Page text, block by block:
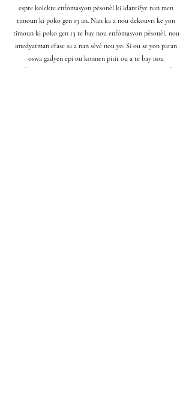
espre kolekte enfòmasyon pèsonèl ki idantifye nan men
timoun ki poko gen 13 an. Nan ka a nou dekouvri ke yon
timoun ki poko gen 13 te bay nou enfòmasyon pèsonèl, nou
imedyatman efase sa a nan sèvè nou yo. Si ou se yon paran
oswa gadyen epi ou konnen pitit ou a te bay nou
enfòmasyon pèsonèl, tanpri kontakte nou pou nou ka fè